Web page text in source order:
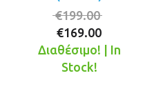
€199.00
was:
€169.00
τρέχουσα
Διαθέσιμο! | In
Stock!